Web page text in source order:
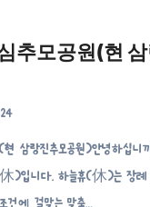
추모공원(현
(休)입니다. 하늘휴(休)는 장
건에 걸맞는 맞춤…